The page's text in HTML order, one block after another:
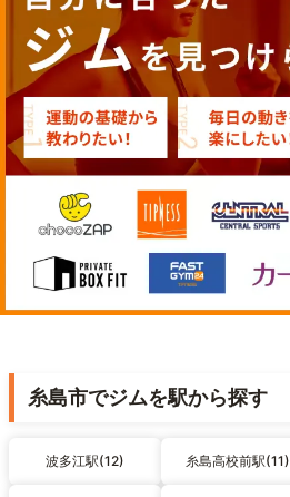
糸島市でジムを駅から探す
波多江駅(12) 糸島高校前駅(11)